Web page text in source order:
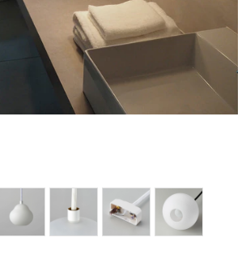
施工材 新商品
ネル
オンライン相談